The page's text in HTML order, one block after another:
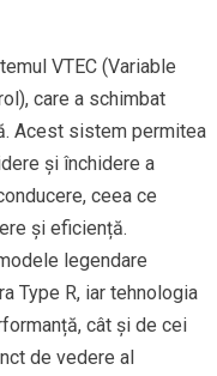
VTEC (Variable
care a schimbat
Acest sistem permitea
și închidere a
ceea ce
și eficiență.
legendare
Type R, iar tehnologia
cât și de cei
de vedere al